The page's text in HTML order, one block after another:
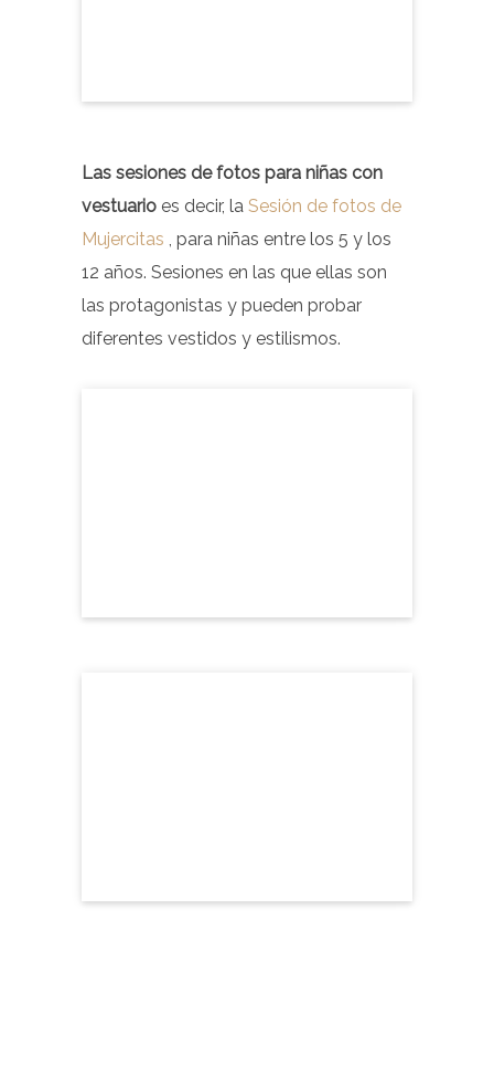
Las sesiones de fotos para niñas con
vestuario es decir, la Sesión de fotos de
Mujercitas , para niñas entre los 5 y los
12 años. Sesiones en las que ellas son
las protagonistas y pueden probar
diferentes vestidos y estilismos.